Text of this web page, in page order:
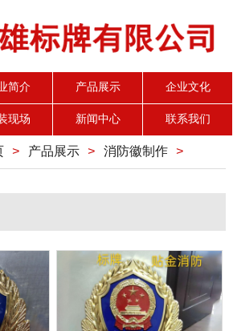
简介 产品展示 企业文化
现场 新闻中心 联系我们
> 产品展示> 消防徽制作>